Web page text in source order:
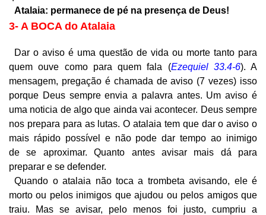
Atalaia: permanece de pé na presença de Deus!
3- A BOCA do Atalaia
Dar o aviso é uma questão de vida ou morte tanto para
quem ouve como para quem fala (Ezequiel 33.4-6). A
mensagem, pregação é chamada de aviso (7 vezes) isso
porque Deus sempre envia a palavra antes. Um aviso é
uma noticia de algo que ainda vai acontecer. Deus sempre
nos prepara para as lutas. O atalaia tem que dar o aviso o
mais rápido possível e não pode dar tempo ao inimigo
de se aproximar. Quanto antes avisar mais dá para
preparar e se defender.
Quando o atalaia não toca a trombeta avisando, ele é
morto ou pelos inimigos que ajudou ou pelos amigos que
traiu. Mas se avisar, pelo menos foi justo, cumpriu a